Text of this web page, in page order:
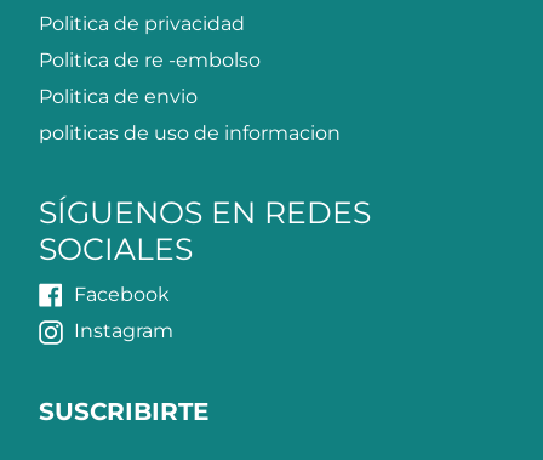
Politica de privacidad
Politica de re -embolso
Politica de envio
politicas de uso de informacion
SÍGUENOS EN REDES
SOCIALES
Facebook
Instagram
SUSCRIBIRTE